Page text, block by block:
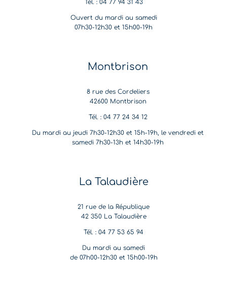
Tél. : 04 77 94 31 43
Ouvert du mardi au samedi
07h30-12h30 et 15h00-19h
Montbrison
8 rue des Cordeliers
42600 Montbrison
Tél. : 04 77 24 34 12
Du mardi au jeudi 7h30-12h30 et 15h-19h, le vendredi et
samedi 7h30-13h et 14h30-19h
La Talaudière
21 rue de la République
42 350 La Talaudière
Tél. : 04 77 53 65 94
Du mardi au samedi
de 07h00-12h30 et 15h00-19h